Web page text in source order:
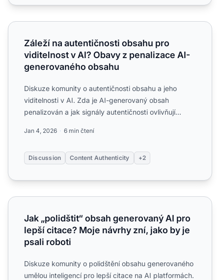
Záleží na autentičnosti obsahu pro viditelnost v AI?
Záleží na autentičnosti obsahu pro
viditelnost v AI? Obavy z penalizace AI-
generovaného obsahu
Diskuze komunity o autentičnosti obsahu a jeho
viditelnosti v AI. Zda je AI-generovaný obsah
penalizován a jak signály autentičnosti ovlivňují
Jan 4, 2026 6 min čtení
Discussion Content Authenticity +2
Jak „polidštit“ obsah generovaný AI pro lepší citace?
Jak „polidštit“ obsah generovaný AI pro
lepší citace? Moje návrhy zní, jako by je
psali roboti
Diskuze komunity o polidštění obsahu generovaného
umělou inteligencí pro lepší citace na AI platformách.